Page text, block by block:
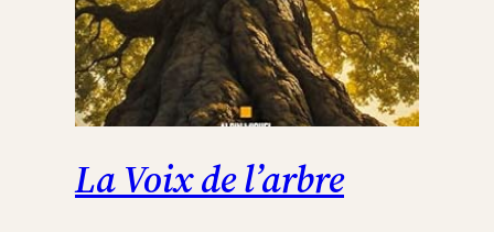
La Voix de l’arbre